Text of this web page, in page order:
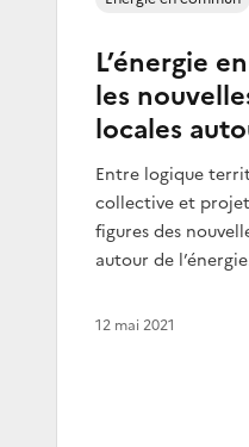
L’énergie
les
locales
Entre logique
collective et
figures des
autour de
12 mai 2021